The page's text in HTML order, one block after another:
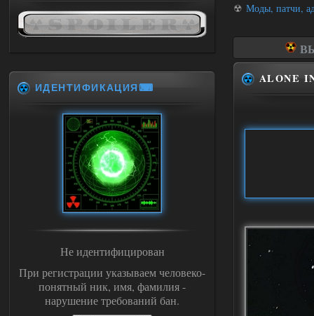
☢ Моды, патчи,
ALONE
ИДЕНТИФИКАЦИЯ⌨
Не идентифицирован
При регистрации указываем человеко-
понятный ник, имя, фамилия -
нарушение требований бан.